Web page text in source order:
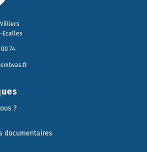
Villiers
Ecalles
00 74
?
documentaires